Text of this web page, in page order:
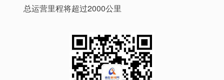
总运营里程将超过2000公里